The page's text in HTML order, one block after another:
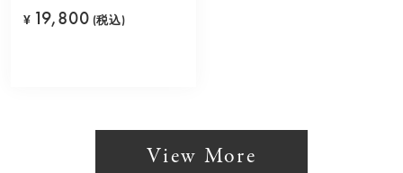
¥ 19,800 (税込)
View More